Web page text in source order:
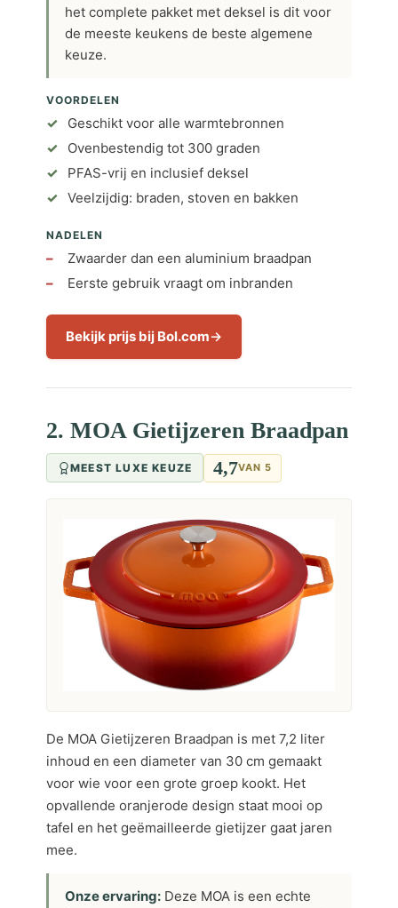
het complete pakket met deksel is dit voor
de meeste keukens de beste algemene
keuze.
VOORDELEN
Geschikt voor alle warmtebronnen
Ovenbestendig tot 300 graden
PFAS-vrij en inclusief deksel
Veelzijdig: braden, stoven en bakken
NADELEN
Zwaarder dan een aluminium braadpan
Eerste gebruik vraagt om inbranden
Bekijk prijs bij Bol.com
2. MOA Gietijzeren Braadpan
MEEST LUXE KEUZE 4,7VAN 5
De MOA Gietijzeren Braadpan is met 7,2 liter
inhoud en een diameter van 30 cm gemaakt
voor wie voor een grote groep kookt. Het
opvallende oranjerode design staat mooi op
tafel en het geëmailleerde gietijzer gaat jaren
mee.
Onze ervaring: Deze MOA is een echte